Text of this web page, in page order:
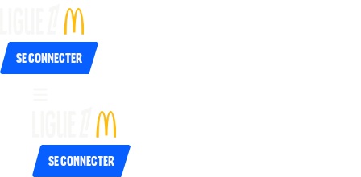
Se connecter
Se connecter